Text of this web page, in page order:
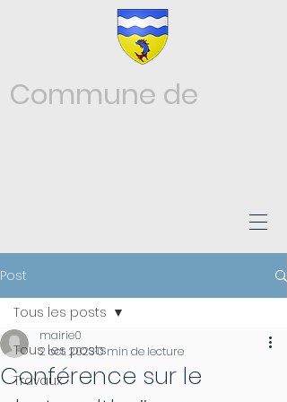
Commune de
Post
Tous les posts
Travaux
Tous les posts
Conférence sur le
mairie0
2 oct. 20230 min de lecture